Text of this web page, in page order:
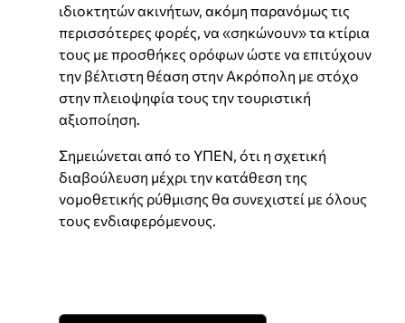
ιδιοκτητών ακινήτων, ακόμη παρανόμως τις
περισσότερες φορές, να «σηκώνουν» τα κτίρια
τους με προσθήκες ορόφων ώστε να επιτύχουν
την βέλτιστη θέαση στην Ακρόπολη με στόχο
στην πλειοψηφία τους την τουριστική
αξιοποίηση.
Σημειώνεται από το ΥΠΕΝ, ότι η σχετική
διαβούλευση μέχρι την κατάθεση της
νομοθετικής ρύθμισης θα συνεχιστεί με όλους
τους ενδιαφερόμενους.